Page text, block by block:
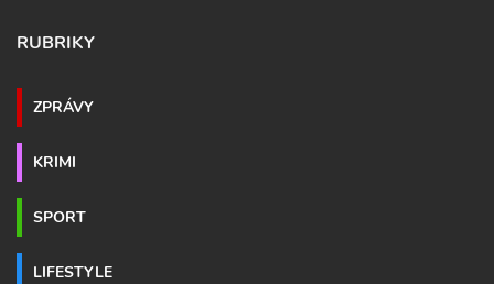
RUBRIKY
ZPRÁVY
KRIMI
SPORT
LIFESTYLE